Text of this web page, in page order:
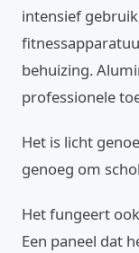
intensief
behuizing.
professionele
Het is licht
genoeg om
Het fungeert
Een paneel dat